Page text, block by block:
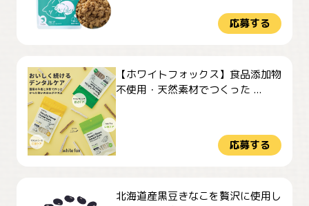
応募する
【ホワイトフォックス】食品添加物
不使用・天然素材でつくった ...
応募する
北海道産黒豆きなこを贅沢に使用し